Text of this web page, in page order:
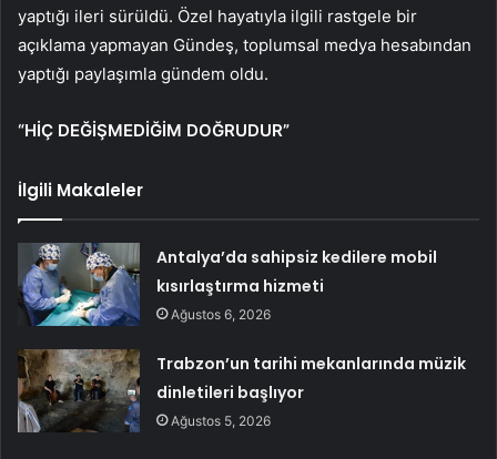
yaptığı ileri sürüldü. Özel hayatıyla ilgili rastgele bir
açıklama yapmayan Gündeş, toplumsal medya hesabından
yaptığı paylaşımla gündem oldu.
“HİÇ DEĞİŞMEDİĞİM DOĞRUDUR”
İlgili Makaleler
Antalya’da sahipsiz kedilere mobil
kısırlaştırma hizmeti
Ağustos 6, 2026
Trabzon’un tarihi mekanlarında müzik
dinletileri başlıyor
Ağustos 5, 2026